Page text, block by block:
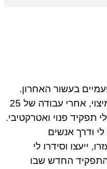
פעמיים בעשור האחרון.
"פעם בגיל 50 מתוך תחושת מיצוי, אחרי עבודה של 25
תפקיד פנוי ואטרקטיבי.
ודרך אנשים
ייעצו וסידרו לי
החדש שבו